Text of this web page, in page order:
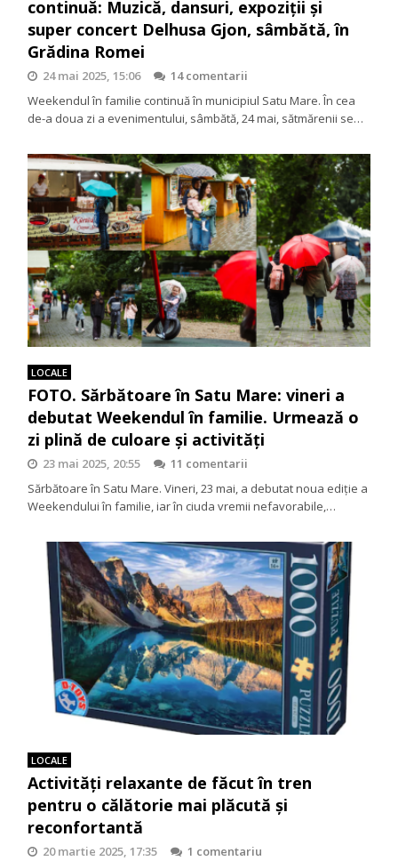
continuă: Muzică, dansuri, expoziții și
super concert Delhusa Gjon, sâmbătă, în
Grădina Romei
24 mai 2025, 15:06
14 comentarii
Weekendul în familie continuă în municipiul Satu Mare. În cea
de-a doua zi a evenimentului, sâmbătă, 24 mai, sătmărenii se…
LOCALE
FOTO. Sărbătoare în Satu Mare: vineri a
debutat Weekendul în familie. Urmează o
zi plină de culoare și activități
23 mai 2025, 20:55
11 comentarii
Sărbătoare în Satu Mare. Vineri, 23 mai, a debutat noua ediție a
Weekendului în familie, iar în ciuda vremii nefavorabile,…
LOCALE
Activități relaxante de făcut în tren
pentru o călătorie mai plăcută și
reconfortantă
20 martie 2025, 17:35
1 comentariu